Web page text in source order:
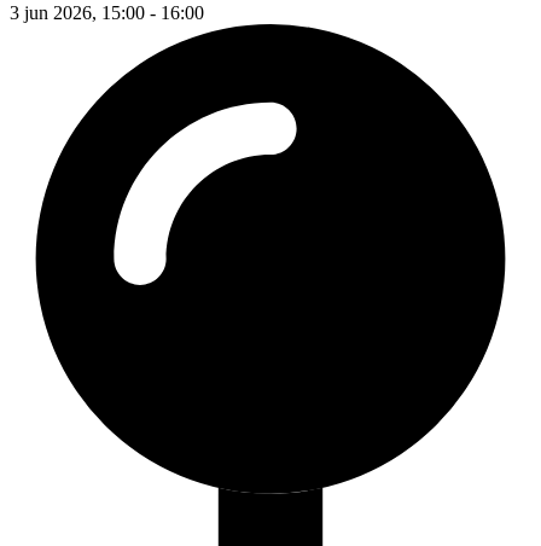
3 jun 2026, 15:00 - 16:00